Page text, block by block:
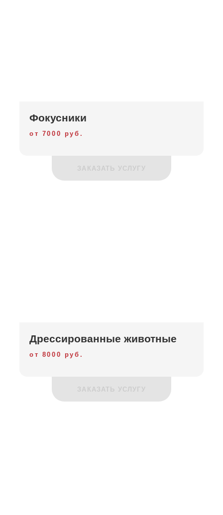
Фокусники
от 7000 руб.
ЗАКАЗАТЬ УСЛУГУ
Дрессированные животные
от 8000 руб.
ЗАКАЗАТЬ УСЛУГУ